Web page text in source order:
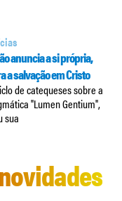
anuncia a si própria,
a salvação em Cristo
de catequeses sobre a
"Lumen Gentium",
sua